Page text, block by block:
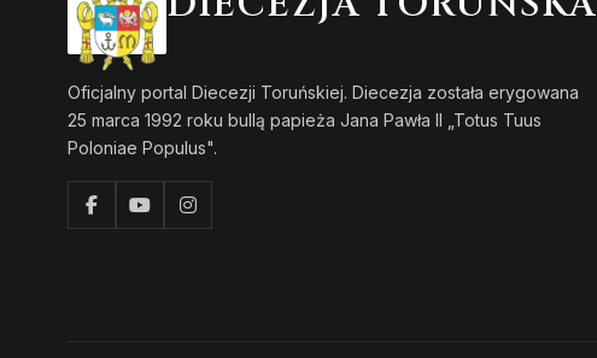
Oficjalny portal Diecezji Toruńskiej. Diecezja została erygowana
25 marca 1992 roku bullą papieża Jana Pawła II „Totus Tuus
Poloniae Populus".